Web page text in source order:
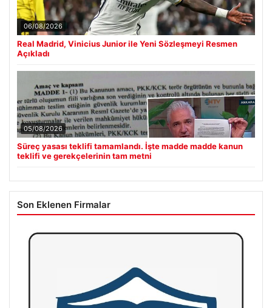
06/08/2026
Real Madrid, Vinicius Junior ile Yeni Sözleşmeyi Resmen
Açıkladı
05/08/2026
Süreç yasası teklifi tamamlandı. İşte madde madde kanun
teklifi ve gerekçelerinin tam metni
Son Eklenen Firmalar